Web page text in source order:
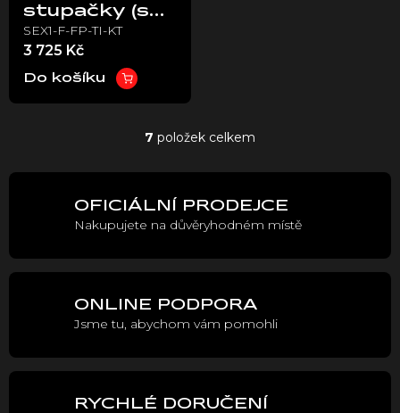
stupačky (set
levé a pravé) -
Stark VARG
EX
SEX1-F-FP-TI-KT
3 725 Kč
Do košíku
O
d
a
í
r
v
k
p
7 položek celkem
OFICIÁLNÍ PRODEJCE
Nakupujete na důvěryhodném místě
ONLINE PODPORA
Jsme tu, abychom vám pomohli
RYCHLÉ DORUČENÍ